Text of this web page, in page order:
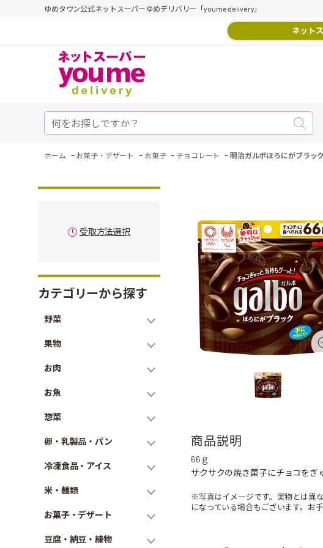
ゆめタウン公式ネットスーパーゆめデリバリー「youme delivery」
ネット
ホーム - お菓子・デザート - お菓子 - チョコレート - 明治ガルボほろにがブラッ
受取方法選択
カテゴリーから探す
野菜
果物
お肉
お魚
惣菜
卵・乳製品・パン
冷凍食品・アイス
米・麺類
お菓子・デザート
豆腐・納豆・練物
商品説明
66ｇ
サクサクの焼き菓子にチョコをぎ
※写真はイメージです。実物とは異
になっている場合もございます。お